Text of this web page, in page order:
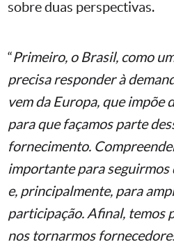
sobre duas perspectivas.
“Primeiro, o Brasil, como
precisa responder à
vem da Europa, que impõe
para que façamos parte
fornecimento.
importante para seguirmos
e, principalmente, para
participação. Afinal, temos
nos tornarmos